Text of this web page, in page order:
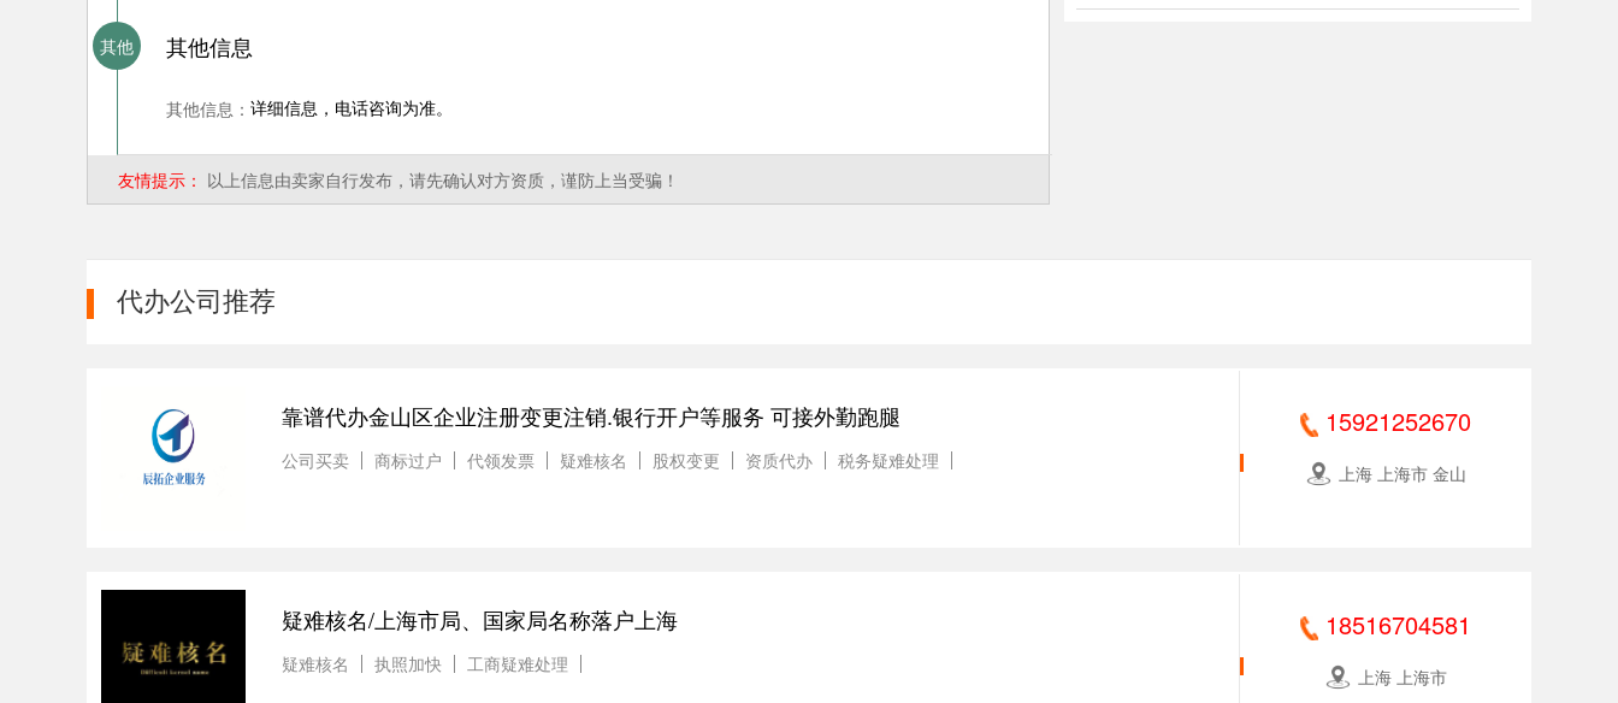
其他 其他信息
其他信息： 详细信息，电话咨询为准。
友情提示： 以上信息由卖家自行发布，请先确认对方资质，谨防上当受骗！
代办公司推荐
靠谱代办金山区企业注册变更注销.银行开户等服务 可接外勤跑腿
公司买卖 商标过户 代领发票 疑难核名 股权变更 资质代办 税务疑难处理
15921252670
上海 上海市 金山
疑难核名/上海市局、国家局名称落户上海
疑难核名 执照加快 工商疑难处理
18516704581
上海 上海市